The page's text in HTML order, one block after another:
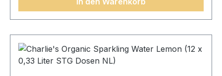
gEisweiß0 gSalz<0,01 g